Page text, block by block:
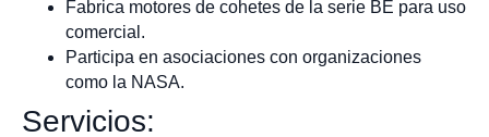
Fabrica motores de cohetes de la serie BE para uso
comercial.
Participa en asociaciones con organizaciones
como la NASA.
Servicios: